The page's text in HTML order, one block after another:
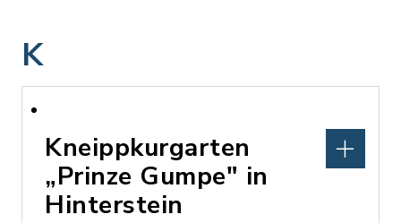
K
Kneippkurgarten
„Prinze Gumpe" in
Hinterstein